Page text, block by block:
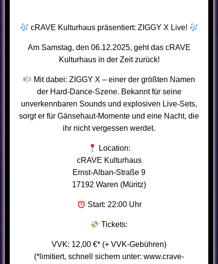
cRAVE Kulturhaus präsentiert: ZIGGY X Live!
Am Samstag, den 06.12.2025, geht das cRAVE
Kulturhaus in der Zeit zurück!
Mit dabei: ZIGGY X – einer der größten Namen
der Hard-Dance-Szene. Bekannt für seine
unverkennbaren Sounds und explosiven Live-Sets,
sorgt er für Gänsehaut-Momente und eine Nacht, die
ihr nicht vergessen werdet.
Location:
cRAVE Kulturhaus
Ernst-Alban-Straße 9
17192 Waren (Müritz)
Start: 22:00 Uhr
Tickets:
VVK: 12,00 €* (+ VVK-Gebühren)
(*limitiert, schnell sichern unter: www.crave-